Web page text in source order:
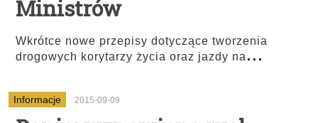
Ministrów
Wkrótce nowe przepisy dotyczące tworzenia
drogowych korytarzy życia oraz jazdy na...
Informacje 2015-09-09